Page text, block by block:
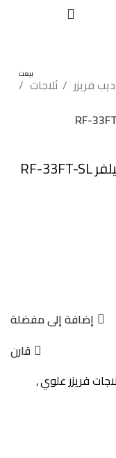
بيعت
فريزر
ثلاجات
إضافة إلى مفضلة
قارن
فريزر علوي,